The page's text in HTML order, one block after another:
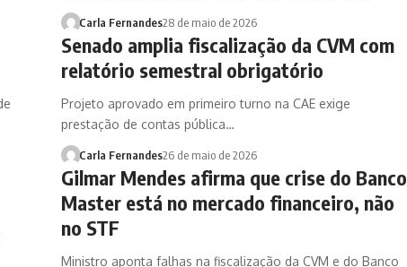
Carla Fernandes28 de maio de 2026
Senado amplia fiscalização da CVM com
relatório semestral obrigatório
Projeto aprovado em primeiro turno na CAE exige
prestação de contas pública…
Carla Fernandes26 de maio de 2026
Gilmar Mendes afirma que crise do Banco
Master está no mercado financeiro, não
no STF
Ministro aponta falhas na fiscalização da CVM e do Banco